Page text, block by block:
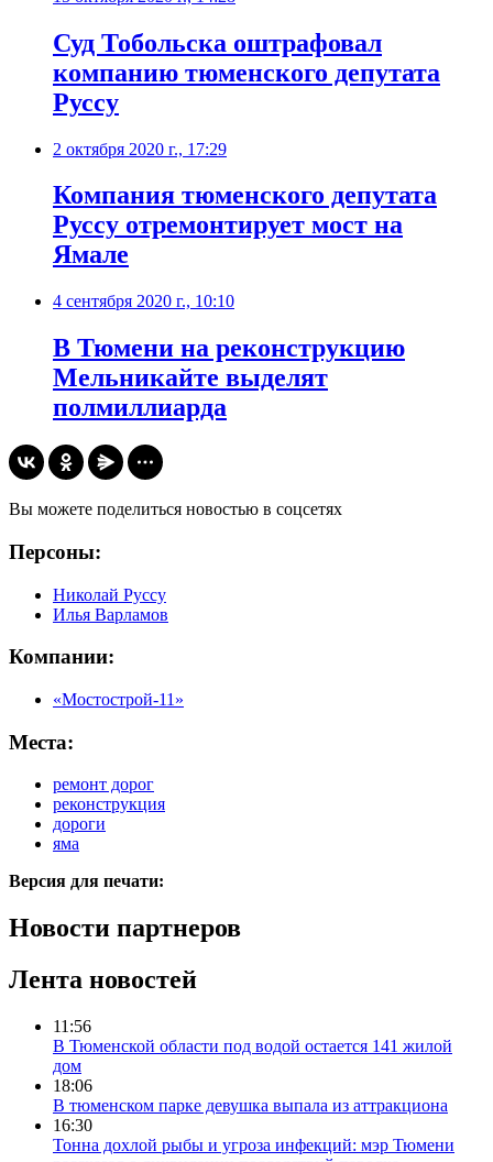
Суд Тобольска оштрафовал
компанию тюменского депутата
Руссу
2 октября 2020 г., 17:29
​Компания тюменского депутата
Руссу отремонтирует мост на
Ямале
4 сентября 2020 г., 10:10
В Тюмени на реконструкцию
Мельникайте выделят
полмиллиарда
Вы можете поделиться новостью в соцсетях
Персоны:
Николай Руссу
Илья Варламов
Компании:
«Мостострой-11»
Места:
ремонт дорог
реконструкция
дороги
яма
Версия для печати:
Новости партнеров
Лента новостей
11:56
В Тюменской области под водой остается 141 жилой
дом
18:06
В тюменском парке девушка выпала из аттракциона
16:30
Тонна дохлой рыбы и угроза инфекций: мэр Тюмени